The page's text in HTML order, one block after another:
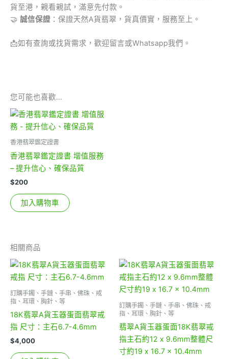
貨至港，親看親試，滿意先付款。
🤝 誠信保證 ：保證天然A貨翡翠，貨真價實，服務至上。
📩如有查詢或找貨需求，歡迎留言或Whatsapp我們。
您可能也喜歡…
香港翡翠鑑定證書
香港翡翠鑑定證書 增值服務
– 提升信心、確保品質
$200
加入購物車
相關商品
訂購手鐲、手鏈、手串、佛珠、戒
指、耳環、胸針、等
18K翡翠A貨玉器蛋面翡翠戒
指 尺寸：主石6.7-4.6mm
$4,000
訂購手鐲、手鏈、手串、佛珠、戒
指、耳環、胸針、等
翡翠A貨玉器蛋面18K翡翠戒
指主石約12 x 9.6mm整體尺
寸約19 x 16.7 x 10.4mm